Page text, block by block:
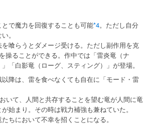
で魔力を回復することも可能*4。ただし自分
。
喰らうとダメージ受ける。ただし副作用を克
操ることができる。作中では「雷炎竜（ナ
「白影竜（ローグ、スティング）」が登場。
以降は、雷を食べなくても自在に「モード・雷
いて、人間と共存することを望む竜が人間に竜
始まり。その時は戦力補強も兼ねていた。
ちにおいて不幸を招くことになる。